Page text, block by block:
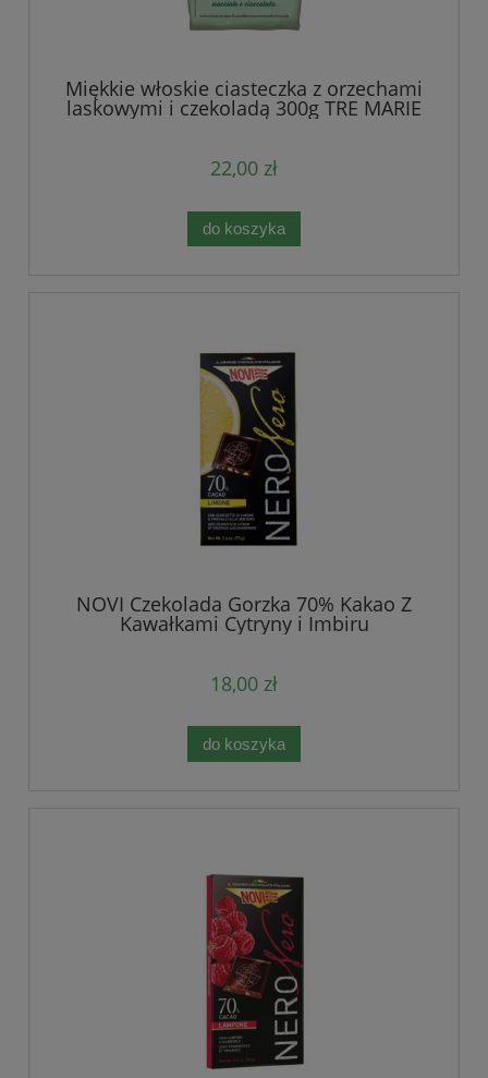
Miękkie włoskie ciasteczka z orzechami
laskowymi i czekoladą 300g TRE MARIE
22,00 zł
do koszyka
NOVI Czekolada Gorzka 70% Kakao Z
Kawałkami Cytryny i Imbiru
18,00 zł
do koszyka